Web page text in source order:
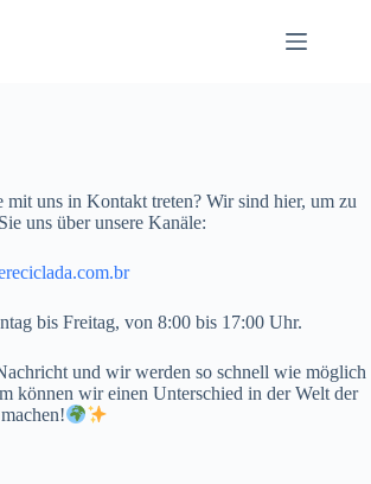
mit uns in Kontakt treten? Wir sind hier, um zu
uns über unsere Kanäle:
bis Freitag, von 8:00 bis 17:00 Uhr.
und wir werden so schnell wie möglich
können wir einen Unterschied in der Welt der